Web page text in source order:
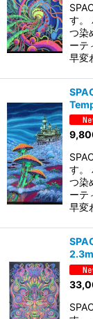
す。
つ染
ーテ
早変
す。
つ染
ーテ
早変